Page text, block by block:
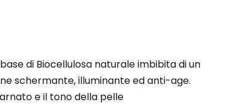
di Biocellulosa naturale imbibita di un
schermante, illuminante ed anti-age.
e il tono della pelle